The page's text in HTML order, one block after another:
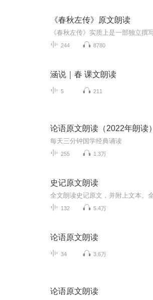
《春秋左传》原文朗读
244 8780
涵说｜春 课文朗读
5 211
论语原文朗读（2022年朗读）
每天三分钟国学经典诵读
255 1.3万
史记原文朗读
132 5.4万
论语原文朗读
34 3.6万
论语原文朗读